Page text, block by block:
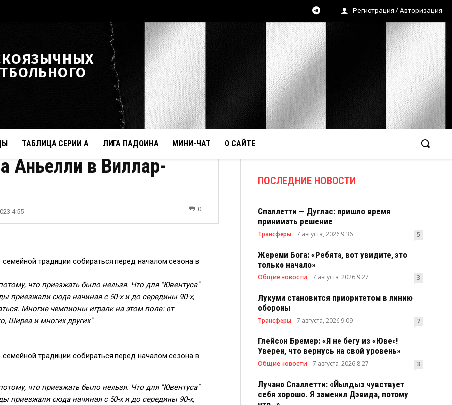
Регистрация / Авторизация
ТАБЛИЦА СЕРИИ А ЛИГА ПАДОИНА МИНИ-ЧАТ О САЙТЕ
Аньелли в Виллар-
4:55 0
традиции собираться перед началом сезона в
что приезжать было нельзя. Что для "Ювентуса"
приезжали сюда начиная с 50-х и до середины 90-х,
Многие чемпионы играли на этом поле: от
Ширеа и многих других".
традиции собираться перед началом сезона в
что приезжать было нельзя. Что для "Ювентуса"
приезжали сюда начиная с 50-х и до середины 90-х,
ПОСЛЕДНИЕ НОВОСТИ
Спаллетти — Дуглас: пришло время
принимать решение
Трансферы 7 августа, 2026 9:36 5
Жереми Бога: «Ребята, вот увидите, это
только начало»
Общие новости 7 августа, 2026 9:27 3
Лукуми становится приоритетом в линию
обороны
Трансферы 7 августа, 2026 9:09 7
Глейсон Бремер: «Я не бегу из «Юве»!
Уверен, что вернусь на свой уровень»
Общие новости 7 августа, 2026 8:27 3
Лучано Спаллетти: «Йылдыз чувствует
себя хорошо. Я заменил Дэвида, потому